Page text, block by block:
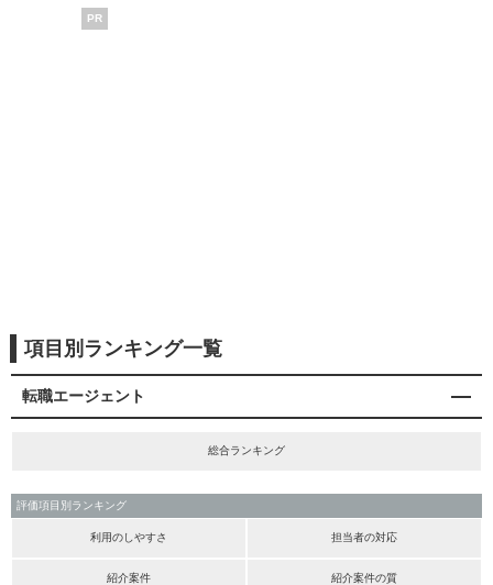
PR
項目別ランキング一覧
転職エージェント
総合ランキング
評価項目別ランキング
利用のしやすさ 担当者の対応
紹介案件 紹介案件の質